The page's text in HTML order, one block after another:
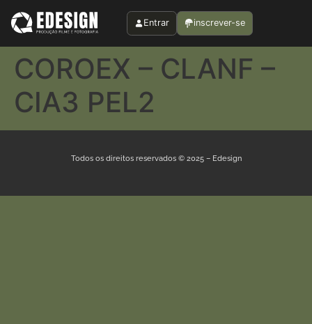
Entrar inscrever-se
COROEX – CLANF –
CIA3 PEL2
Todos os direitos reservados © 2025 – Edesign